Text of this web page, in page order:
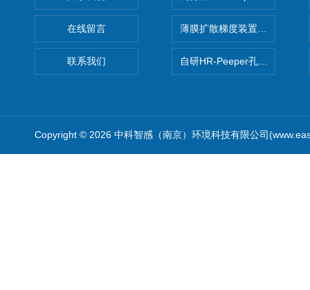
在线留言
联系我们
薄膜扩散梯度装置 Agl DGT
自研HR-Peeper孔隙水采样器
Copyright © 2026 中科智感（南京）环境科技有限公司